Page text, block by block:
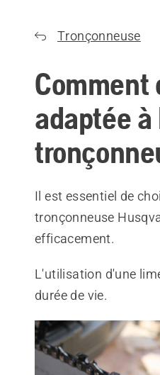
Tronçonneuse
Comment
adaptée
Il est essentiel de
tronçonneuse
efficacement.
L'utilisation d'une
durée de vie.